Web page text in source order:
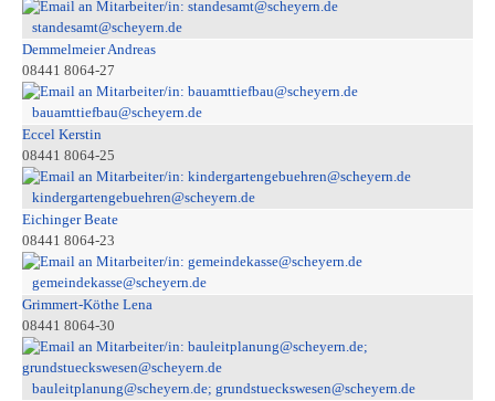
standesamt@scheyern.de
Demmelmeier Andreas
08441 8064-27
bauamttiefbau@scheyern.de
Eccel Kerstin
08441 8064-25
kindergartengebuehren@scheyern.de
Eichinger Beate
08441 8064-23
gemeindekasse@scheyern.de
Grimmert-Köthe Lena
08441 8064-30
bauleitplanung@scheyern.de; grundstueckswesen@scheyern.de